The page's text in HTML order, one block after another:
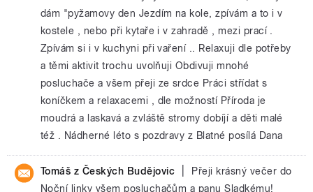
dám "pyžamovy den Jezdím na kole, zpívám a to i v
kostele , nebo při kytaře i v zahradě , mezi prací .
Zpívám si i v kuchyni při vaření .. Relaxuji dle potřeby
a těmi aktivit trochu uvolňuji Obdivuji mnohé
posluchače a všem přeji ze srdce Práci střídat s
koníčkem a relaxacemi , dle možností Příroda je
moudrá a laskavá a zvláště stromy dobíjí a děti malé
též . Nádherné léto s pozdravy z Blatné posílá Dana
Tomáš z Českých Budějovic
Přeji krásný večer do
Noční linky všem posluchačům a panu Sladkému!